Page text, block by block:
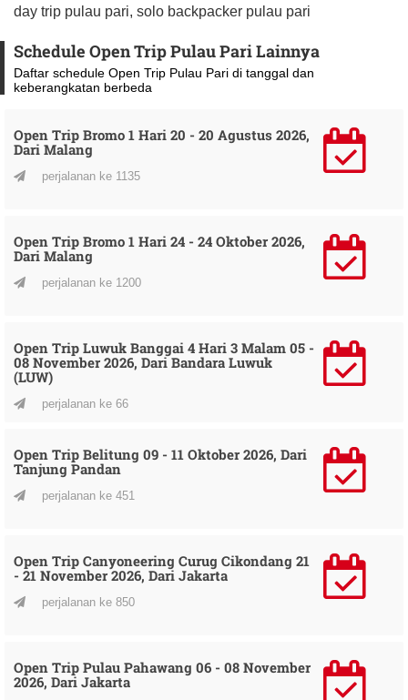
day trip pulau pari, solo backpacker pulau pari
Schedule Open Trip Pulau Pari Lainnya
Daftar schedule Open Trip Pulau Pari di tanggal dan
keberangkatan berbeda
Open Trip Bromo 1 Hari 20 - 20 Agustus 2026,
Dari Malang
perjalanan ke 1135
Open Trip Bromo 1 Hari 24 - 24 Oktober 2026,
Dari Malang
perjalanan ke 1200
Open Trip Luwuk Banggai 4 Hari 3 Malam 05 -
08 November 2026, Dari Bandara Luwuk
(LUW)
perjalanan ke 66
Open Trip Belitung 09 - 11 Oktober 2026, Dari
Tanjung Pandan
perjalanan ke 451
Open Trip Canyoneering Curug Cikondang 21
- 21 November 2026, Dari Jakarta
perjalanan ke 850
Open Trip Pulau Pahawang 06 - 08 November
2026, Dari Jakarta